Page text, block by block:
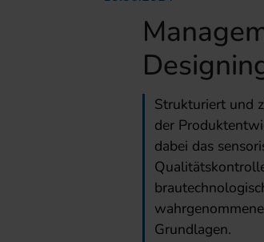
Strukturiert und
der
dabei das
Grundlagen.